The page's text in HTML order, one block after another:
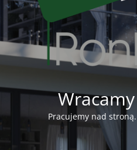
Pracujemy nad